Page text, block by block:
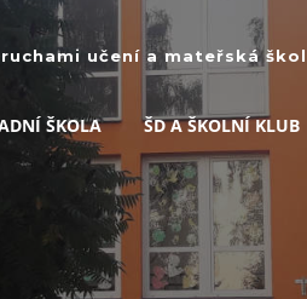
učení a mateřská
ŠKOLA ŠD A ŠKOLNÍ KLUB